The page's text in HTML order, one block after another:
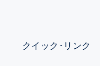
クイック･リンク